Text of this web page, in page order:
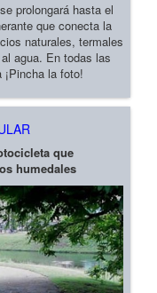
prolongará hasta el
que conecta la
naturales, termales
agua. En todas las
la foto!
que
humedales